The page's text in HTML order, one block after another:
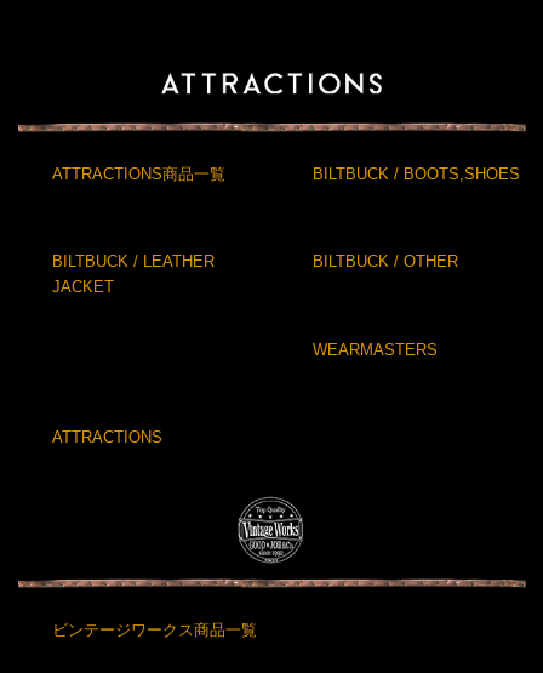
ATTRACTIONS商品一覧 BILTBUCK / BOOTS,SHOES
BILTBUCK / LEATHER
JACKET
BILTBUCK / OTHER
WEARMASTERS
ATTRACTIONS
ビンテージワークス商品一覧